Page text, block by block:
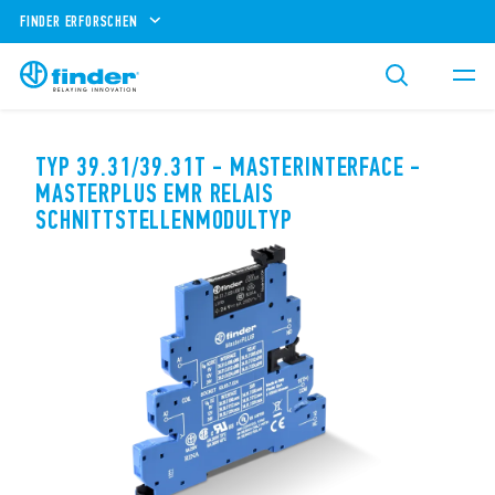
FINDER ERFORSCHEN
TYP 39.31/39.31T - MASTERINTERFACE -
MASTERPLUS EMR RELAIS
SCHNITTSTELLENMODULTYP